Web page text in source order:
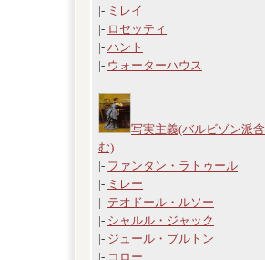
|- ミレイ
|- ロセッティ
|- ハント
|- ウォーターハウス
写実主義(バルビゾン派含
む)
|- ファンタン・ラトゥール
|- ミレー
|- テオドール・ルソー
|- シャルル・ジャック
|- ジュール・ブルトン
|- コロー